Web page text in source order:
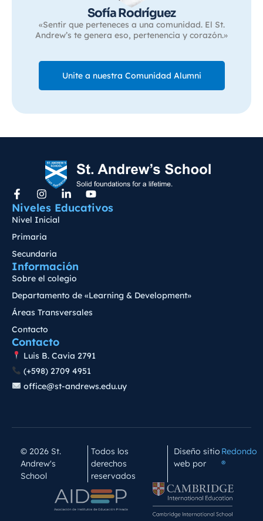
Sofía Rodríguez
«Sentir que perteneces a una comunidad. El St.
Andrew’s te genera eso, pertenencia y corazón.»
Unite a nuestra Comunidad Alumni
Niveles Educativos
Nivel Inicial
Primaria
Secundaria
Información
Sobre el colegio
Departamento de «Learning & Development»
Áreas Transversales
Contacto
Contacto
Luis B. Cavia 2791
(+598) 2709 4951
office@st-andrews.edu.uy
© 2026 St.
Andrew's
School
Todos los
derechos
reservados
Diseño sitio
web por
Redondo
®